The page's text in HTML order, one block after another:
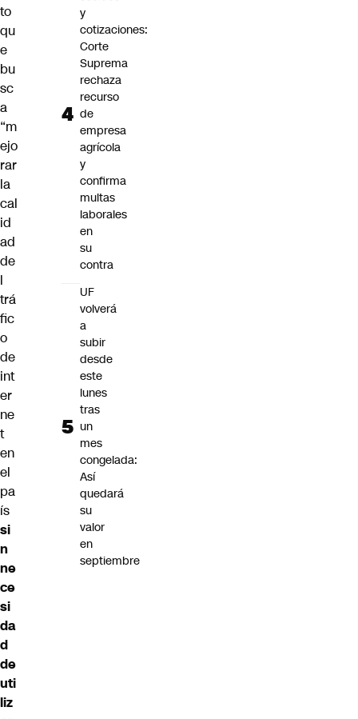
to
qu
e
bu
sc
a
“m
ejo
rar
la
cal
id
ad
de
l
trá
fic
o
de
int
er
ne
t
en
el
pa
ís
si
n
ne
ce
si
da
d
de
uti
liz
y
cotizaciones:
Corte
Suprema
rechaza
recurso
de
empresa
agrícola
y
confirma
multas
laborales
en
su
contra
UF
volverá
a
subir
desde
este
lunes
tras
un
mes
congelada:
Así
quedará
su
valor
en
septiembre